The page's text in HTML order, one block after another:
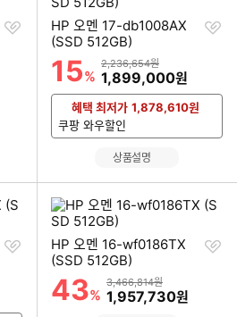
찜
HP 오멘 17-db1008AX
(SSD 512GB)
할인률
15%
상품금액
2,236,654원
할인금액
1,899,000원
찜
혜택 최저가 1,878,610원
쿠팡 와우할인
상품설명
찜
HP 오멘 16-wf0186TX
(SSD 512GB)
할인률
43%
상품금액
3,466,814원
할인금액
1,957,730원
찜